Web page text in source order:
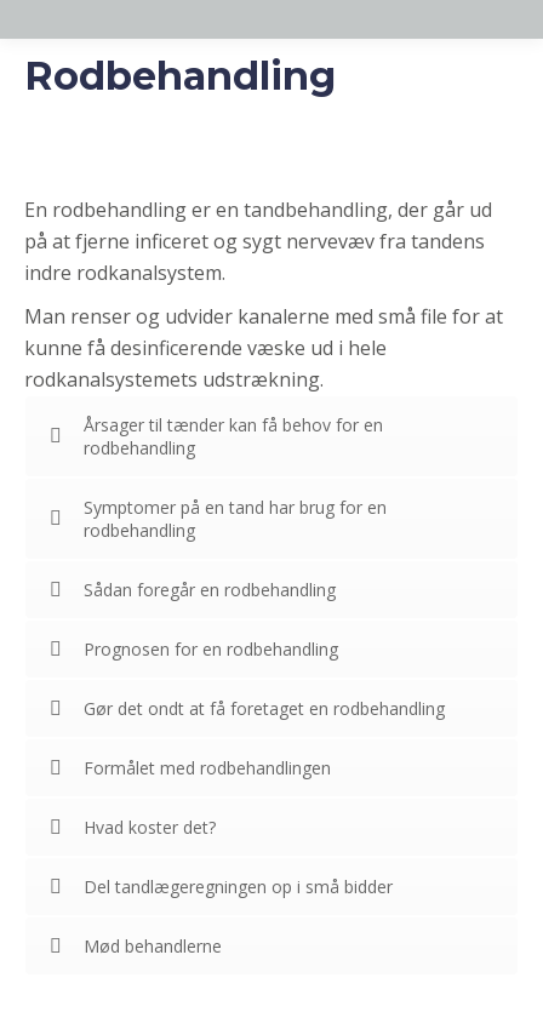
Rodbehandling
En rodbehandling er en tandbehandling, der går ud
på at fjerne inficeret og sygt nervevæv fra tandens
indre rodkanalsystem.
Man renser og udvider kanalerne med små file for at
kunne få desinficerende væske ud i hele
rodkanalsystemets udstrækning.
Årsager til tænder kan få behov for en
rodbehandling
Symptomer på en tand har brug for en
rodbehandling
Sådan foregår en rodbehandling
Prognosen for en rodbehandling
Gør det ondt at få foretaget en rodbehandling
Formålet med rodbehandlingen
Hvad koster det?
Del tandlægeregningen op i små bidder
Mød behandlerne